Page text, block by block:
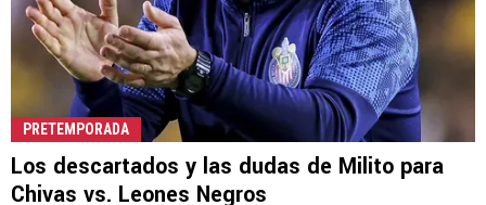
PRETEMPORADA
Los descartados y las dudas de Milito para
Chivas vs. Leones Negros